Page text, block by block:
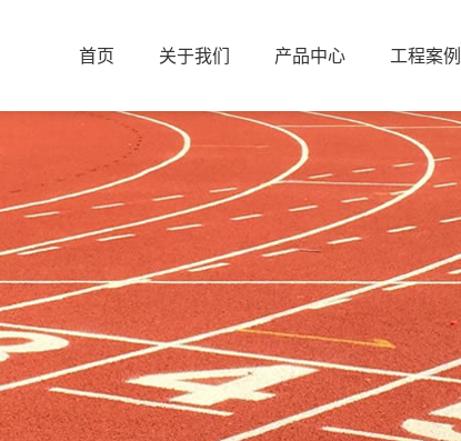
首页 关于我们 产品中心 工程案例